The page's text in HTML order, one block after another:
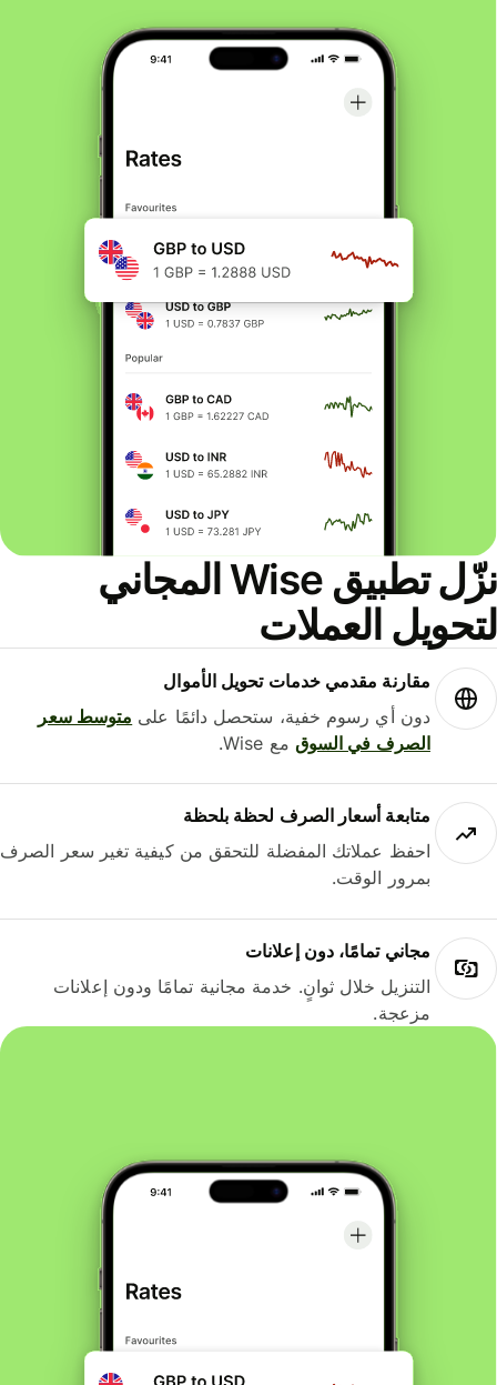
نزّل تطبيق Wise المجاني
العملات
مقارنة مقدمي خدمات تحويل الأموال
دون أي رسوم خفية، ستحصل دائمًا علىمتوسط ​​سعر
الصرف في السوقمع Wise.
متابعة أسعار الصرف لحظة بلحظة
احفظ عملاتك المفضلة للتحقق من كيفية تغير سعر الصرف
بمرور الوقت.
مجاني تمامًا، دون إعلانات
التنزيل خلال ثوانٍ. خدمة مجانية تمامًا ودون إعلانات
مزعجة.